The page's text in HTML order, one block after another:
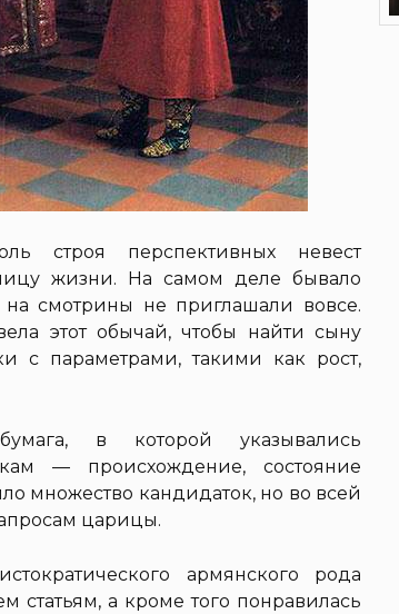
строя перспективных невест
жизни. На самом деле бывало
смотрины не приглашали вовсе.
этот обычай, чтобы найти сыну
с параметрами, такими как рост,
в которой указывались
— происхождение, состояние
множество кандидаток, но во всей
царицы.
армянского рода
а кроме того понравилась